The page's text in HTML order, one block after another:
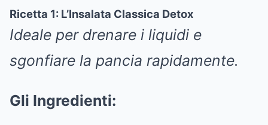
Ricetta 1: L’Insalata Classica Detox
Ideale per drenare i liquidi e
sgonfiare la pancia rapidamente.
Gli Ingredienti: